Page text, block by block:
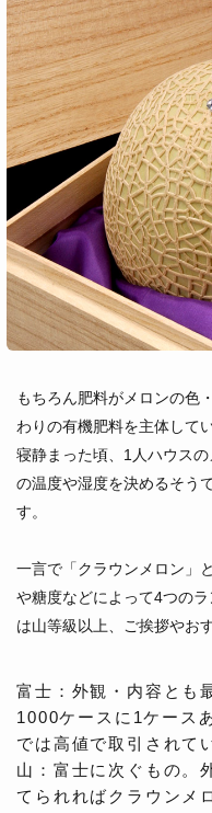
もちろん肥料がメロンの色
わりの有機肥料を主体して
寝静まった頃、1人ハウス
の温度や湿度を決めるそう
す。
一言で「クラウンメロン」
や糖度などによって4つの
は山等級以上、ご挨拶やお
富士：外観・内容とも
1000ケースに1ケース
では高値で取引されて
山：富士に次ぐもの。
てられればクラウンメ